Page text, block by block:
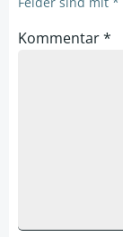
Kommentar*